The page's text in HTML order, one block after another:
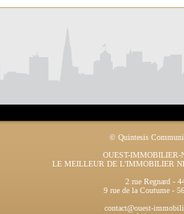
© Quintesis
OUEST-IMMOBILIER-
LE MEILLEUR DE L'IMMOBILIER
2 rue Regnard -
9 rue de la Coutume -
contact@ouest-